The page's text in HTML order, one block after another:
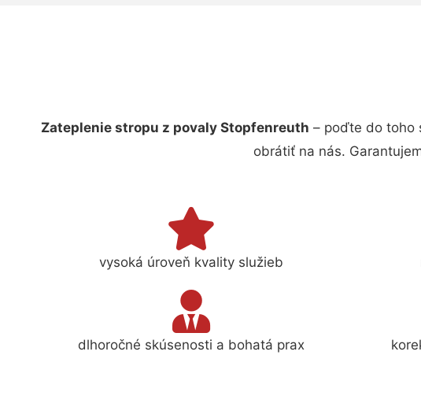
Zateplenie stropu z povaly Stopfenreuth – poďte do toho
obrátiť na nás.
vysoká úroveň kvality služieb
dlhoročné skúsenosti a bohatá prax